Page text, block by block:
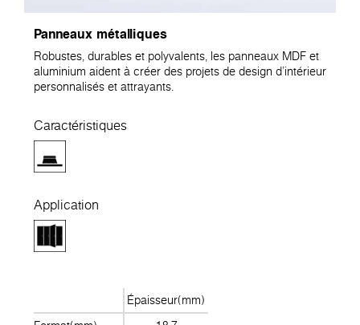
Panneaux métalliques
Robustes, durables et polyvalents, les panneaux MDF et
aluminium aident à créer des projets de design d'intérieur
personnalisés et attrayants.
Caractéristiques
Application
Épaisseur(mm)